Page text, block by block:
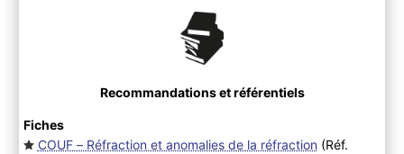
Recommandations et référentiels
Fiches
COUF – Réfraction et anomalies de la réfraction (Réf.